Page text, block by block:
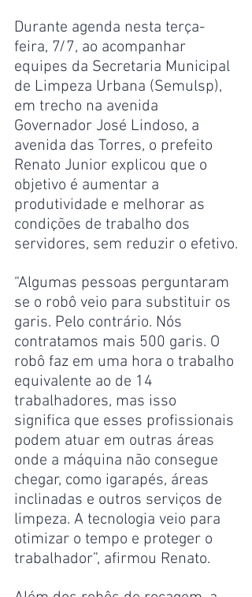
Durante agenda nesta terça-
feira, 7/7, ao acompanhar
equipes da Secretaria Municipal
de Limpeza Urbana (Semulsp),
em trecho na avenida
Governador José Lindoso, a
avenida das Torres, o prefeito
Renato Junior explicou que o
objetivo é aumentar a
produtividade e melhorar as
condições de trabalho dos
servidores, sem reduzir o efetivo.
“Algumas pessoas perguntaram
se o robô veio para substituir os
garis. Pelo contrário. Nós
contratamos mais 500 garis. O
robô faz em uma hora o trabalho
equivalente ao de 14
trabalhadores, mas isso
significa que esses profissionais
podem atuar em outras áreas
onde a máquina não consegue
chegar, como igarapés, áreas
inclinadas e outros serviços de
limpeza. A tecnologia veio para
otimizar o tempo e proteger o
trabalhador”, afirmou Renato.